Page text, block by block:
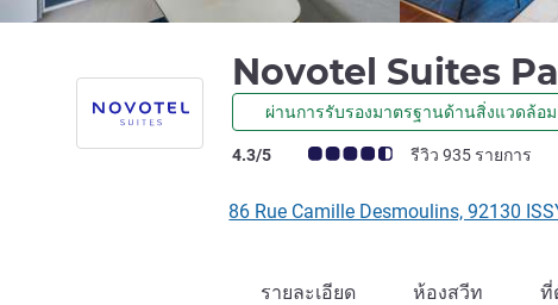
Novotel Suites
ผ่านการรับรองมาตรฐานด้านสิ่งแวดล้อม
คะแนนความคิดเห็นจากแขก (เรทติ้งบน ALL)
4.3/5 รีวิว 935 รายการ
86 Rue Camille Desmoulins, 92130
รายละเอียด ห้องสวีท ที่